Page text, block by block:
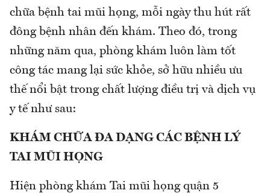
chữa bệnh tai mũi họng, mỗi ngày thu hút rất
đông bệnh nhân đến khám. Theo đó, trong
những năm qua, phòng khám luôn làm tốt
công tác mang lại sức khỏe, sở hữu nhiều ưu
thế nổi bật trong chất lượng điều trị và dịch vụ
y tế như sau:
KHÁM CHỮA ĐA DẠNG CÁC BỆNH LÝ
TAI MŨI HỌNG
Hiện phòng khám Tai mũi họng quận 5